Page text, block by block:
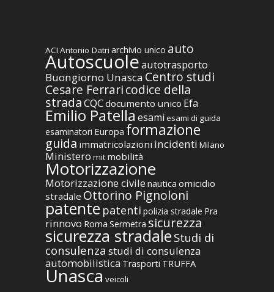
ACI Antonio Datri archivio unico auto
Autoscuoleautotrasporto
Buongiorno Unasca Centro studi
Cesare Ferraricodice della
stradaCQCdocumento unico Efa
Emilio Patella esami esami di guida
esaminatori Europa formazione
guida immatricolazioni incidenti Milano
Ministero mit mobilità
Motorizzazione
Motorizzazione civile nautica omicidio
stradale Ottorino Pignoloni
patente patenti polizia stradale Pra
rinnovo Roma Sermetra sicurezza
sicurezza stradaleStudi di
consulenza studi di consulenza
automobilistica Trasporti TRUFFA
Unasca veicoli